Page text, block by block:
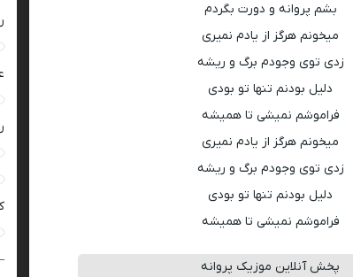
بشم پروانه و دورت بگردم
میخونم هرگز از یادم نمیری
زدی توی وجودم برگ و ریشه
دلیل بودنم تنها تو بودی
فراموشم نمیشی تا همیشه
میخونم هرگز از یادم نمیری
زدی توی وجودم برگ و ریشه
دلیل بودنم تنها تو بودی
فراموشم نمیشی تا همیشه
پخش آنلاین موزیک پروانه